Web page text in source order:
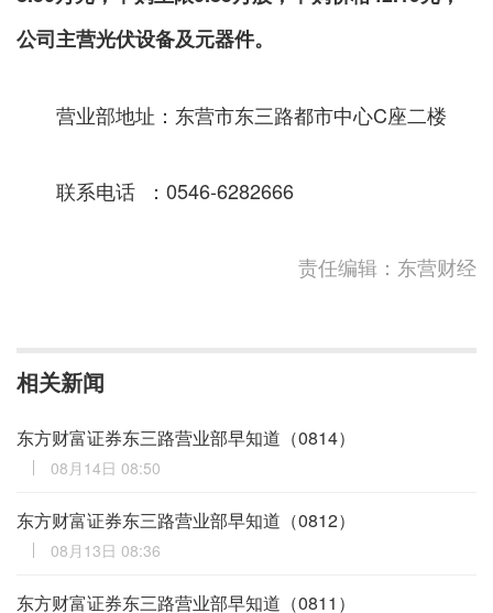
公司主营光伏设备及元器件。
营业部地址：东营市东三路都市中心C座二楼
联系电话 ：0546-6282666
责任编辑：东营财经
相关新闻
东方财富证券东三路营业部早知道（0814）
08月14日 08:50
东方财富证券东三路营业部早知道（0812）
08月13日 08:36
东方财富证券东三路营业部早知道（0811）